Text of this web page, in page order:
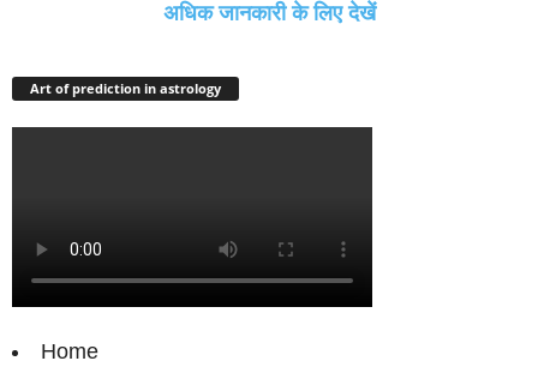
अधिक जानकारी के लिए देखें
Art of prediction in astrology
Home